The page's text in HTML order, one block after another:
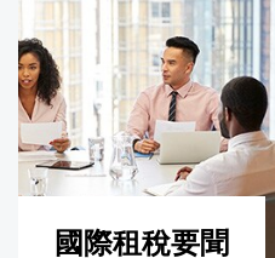
國際租稅要聞